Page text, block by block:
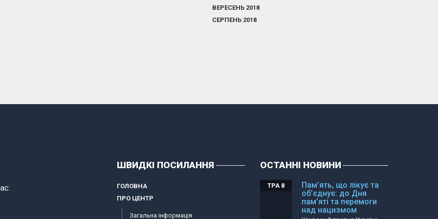
ВЕРЕСЕНЬ 2018
СЕРПЕНЬ 2018
ШВИДКІ ПОСИЛАННЯ
ГОЛОВНА
ПРО ЦЕНТР
Загальна інформація
ОСТАННІ НОВИНИ
Пам’ять, що лікує та
об’єднує: до Дня
пам’яті та перемоги
над нацизмом
ТРА 8